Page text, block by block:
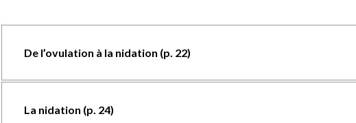
De l’ovulation à la nidation (p. 22)
La nidation (p. 24)